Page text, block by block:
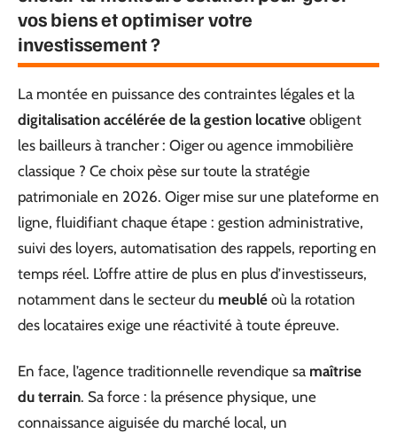
vos biens et optimiser votre
investissement ?
La montée en puissance des contraintes légales et la
digitalisation accélérée de la gestion locative obligent
les bailleurs à trancher : Oiger ou agence immobilière
classique ? Ce choix pèse sur toute la stratégie
patrimoniale en 2026. Oiger mise sur une plateforme en
ligne, fluidifiant chaque étape : gestion administrative,
suivi des loyers, automatisation des rappels, reporting en
temps réel. L’offre attire de plus en plus d’investisseurs,
notamment dans le secteur du meublé où la rotation
des locataires exige une réactivité à toute épreuve.
En face, l’agence traditionnelle revendique sa maîtrise
du terrain. Sa force : la présence physique, une
connaissance aiguisée du marché local, un